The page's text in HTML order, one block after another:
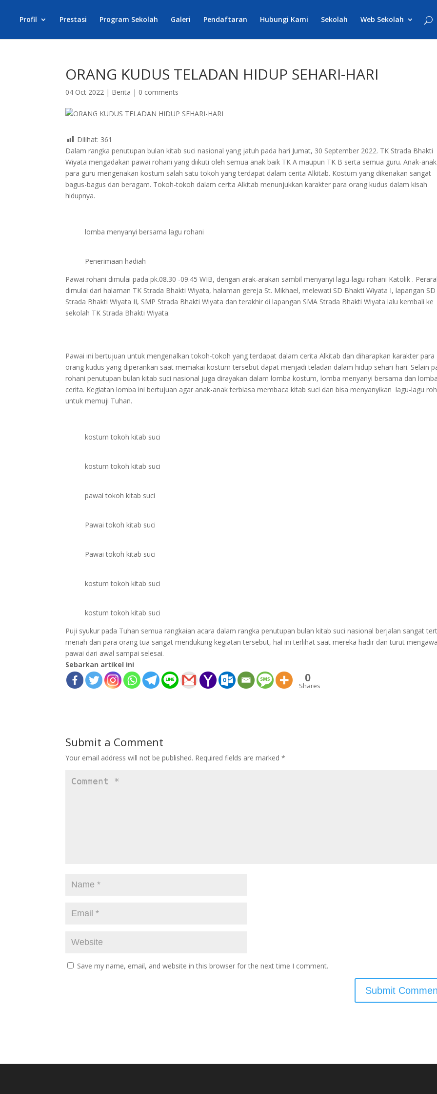
Profil Prestasi Program Sekolah Galeri Pendaftaran Hubungi Kami Sekolah Web Sekolah
ORANG KUDUS TELADAN HIDUP SEHARI-HARI
04 Oct 2022 | Berita | 0 comments
Dilihat: 361
Dalam rangka penutupan bulan kitab suci nasional yang jatuh pada hari Jumat, 30 September 2022. TK Strada Bhakti
Wiyata mengadakan pawai rohani yang diikuti oleh semua anak baik TK A maupun TK B serta semua guru. Anak-
para guru mengenakan kostum salah satu tokoh yang terdapat dalam cerita Alkitab. Kostum yang dikenakan sangat
bagus-bagus dan beragam. Tokoh-tokoh dalam cerita Alkitab menunjukkan karakter para orang kudus dalam kisah
hidupnya.
lomba menyanyi bersama lagu rohani
Penerimaan hadiah
Pawai rohani dimulai pada pk.08.30 -09.45 WIB, dengan arak-arakan sambil menyanyi lagu-lagu rohani Katolik .
dimulai dari halaman TK Strada Bhakti Wiyata, halaman gereja St. Mikhael, melewati SD Bhakti Wiyata I, lapangan SD
Strada Bhakti Wiyata II, SMP Strada Bhakti Wiyata dan terakhir di lapangan SMA Strada Bhakti Wiyata lalu kembali ke
sekolah TK Strada Bhakti Wiyata.
Pawai ini bertujuan untuk mengenalkan tokoh-tokoh yang terdapat dalam cerita Alkitab dan diharapkan karakter para
orang kudus yang diperankan saat memakai kostum tersebut dapat menjadi teladan dalam hidup sehari-hari. Selain
rohani penutupan bulan kitab suci nasional juga dirayakan dalam lomba kostum, lomba menyanyi bersama dan lomba
cerita. Kegiatan lomba ini bertujuan agar anak-anak terbiasa membaca kitab suci dan bisa menyanyikan lagu-lagu
untuk memuji Tuhan.
kostum tokoh kitab suci
kostum tokoh kitab suci
pawai tokoh kitab suci
Pawai tokoh kitab suci
Pawai tokoh kitab suci
kostum tokoh kitab suci
kostum tokoh kitab suci
Puji syukur pada Tuhan semua rangkaian acara dalam rangka penutupan bulan kitab suci nasional berjalan sangat
meriah dan para orang tua sangat mendukung kegiatan tersebut, hal ini terlihat saat mereka hadir dan turut
pawai dari awal sampai selesai.
Sebarkan artikel ini
0
Shares
Submit a Comment
Your email address will not be published. Required fields are marked*
Save my name, email, and website in this browser for the next time I comment.